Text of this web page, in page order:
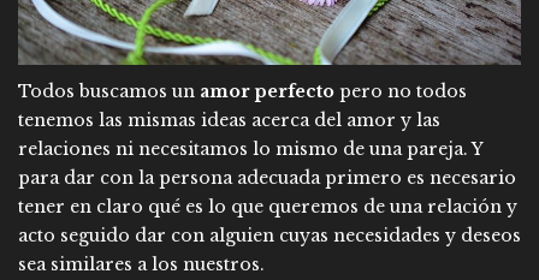
Todos buscamos un amor perfecto pero no todos
tenemos las mismas ideas acerca del amor y las
relaciones ni necesitamos lo mismo de una pareja. Y
para dar con la persona adecuada primero es necesario
tener en claro qué es lo que queremos de una relación y
acto seguido dar con alguien cuyas necesidades y deseos
sea similares a los nuestros.